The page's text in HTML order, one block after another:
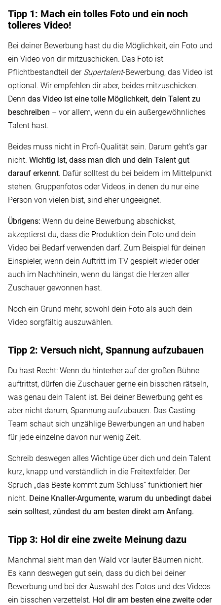
Tipp 1: Mach ein tolles Foto und ein noch
tolleres Video!
Bei deiner Bewerbung hast du die Möglichkeit, ein Foto und
ein Video von dir mitzuschicken. Das Foto ist
Pflichtbestandteil der Supertalent-Bewerbung, das Video ist
optional. Wir empfehlen dir aber, beides mitzuschicken.
Denn das Video ist eine tolle Möglichkeit, dein Talent zu
beschreiben – vor allem, wenn du ein außergewöhnliches
Talent hast.
Beides muss nicht in Profi-Qualität sein. Darum geht’s gar
nicht. Wichtig ist, dass man dich und dein Talent gut
darauf erkennt. Dafür solltest du bei beidem im Mittelpunkt
stehen. Gruppenfotos oder Videos, in denen du nur eine
Person von vielen bist, sind eher ungeeignet.
Übrigens: Wenn du deine Bewerbung abschickst,
akzeptierst du, dass die Produktion dein Foto und dein
Video bei Bedarf verwenden darf. Zum Beispiel für deinen
Einspieler, wenn dein Auftritt im TV gespielt wieder oder
auch im Nachhinein, wenn du längst die Herzen aller
Zuschauer gewonnen hast.
Noch ein Grund mehr, sowohl dein Foto als auch dein
Video sorgfältig auszuwählen.
Tipp 2: Versuch nicht, Spannung aufzubauen
Du hast Recht: Wenn du hinterher auf der großen Bühne
auftrittst, dürfen die Zuschauer gerne ein bisschen rätseln,
was genau dein Talent ist. Bei deiner Bewerbung geht es
aber nicht darum, Spannung aufzubauen. Das Casting-
Team schaut sich unzählige Bewerbungen an und haben
für jede einzelne davon nur wenig Zeit.
Schreib deswegen alles Wichtige über dich und dein Talent
kurz, knapp und verständlich in die Freitextfelder. Der
Spruch „das Beste kommt zum Schluss“ funktioniert hier
nicht. Deine Knaller-Argumente, warum du unbedingt dabei
sein solltest, zündest du am besten direkt am Anfang.
Tipp 3: Hol dir eine zweite Meinung dazu
Manchmal sieht man den Wald vor lauter Bäumen nicht.
Es kann deswegen gut sein, dass du dich bei deiner
Bewerbung und bei der Auswahl des Fotos und des Videos
ein bisschen verzettelst. Hol dir am besten eine zweite oder